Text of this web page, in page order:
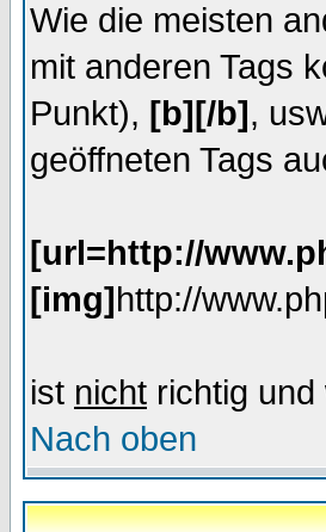
Wie die meisten
mit anderen Tags
Punkt), [b][/b],
geöffneten Tags
[url=http://
[img]http://
ist nicht richtig
Nach oben